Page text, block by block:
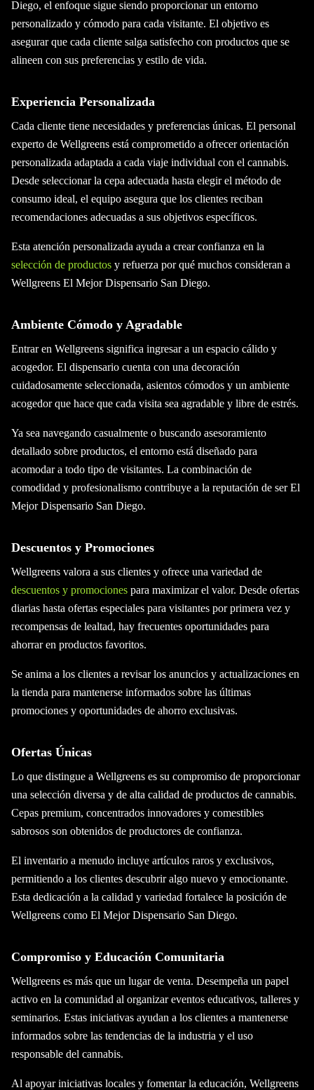
Diego, el enfoque sigue siendo proporcionar un entorno
personalizado y cómodo para cada visitante. El objetivo es
asegurar que cada cliente salga satisfecho con productos que se
alineen con sus preferencias y estilo de vida.
Experiencia Personalizada
Cada cliente tiene necesidades y preferencias únicas. El personal
experto de Wellgreens está comprometido a ofrecer orientación
personalizada adaptada a cada viaje individual con el cannabis.
Desde seleccionar la cepa adecuada hasta elegir el método de
consumo ideal, el equipo asegura que los clientes reciban
recomendaciones adecuadas a sus objetivos específicos.
Esta atención personalizada ayuda a crear confianza en la
selección de productos y refuerza por qué muchos consideran a
Wellgreens El Mejor Dispensario San Diego.
Ambiente Cómodo y Agradable
Entrar en Wellgreens significa ingresar a un espacio cálido y
acogedor. El dispensario cuenta con una decoración
cuidadosamente seleccionada, asientos cómodos y un ambiente
acogedor que hace que cada visita sea agradable y libre de estrés.
Ya sea navegando casualmente o buscando asesoramiento
detallado sobre productos, el entorno está diseñado para
acomodar a todo tipo de visitantes. La combinación de
comodidad y profesionalismo contribuye a la reputación de ser El
Mejor Dispensario San Diego.
Descuentos y Promociones
Wellgreens valora a sus clientes y ofrece una variedad de
descuentos y promociones para maximizar el valor. Desde ofertas
diarias hasta ofertas especiales para visitantes por primera vez y
recompensas de lealtad, hay frecuentes oportunidades para
ahorrar en productos favoritos.
Se anima a los clientes a revisar los anuncios y actualizaciones en
la tienda para mantenerse informados sobre las últimas
promociones y oportunidades de ahorro exclusivas.
Ofertas Únicas
Lo que distingue a Wellgreens es su compromiso de proporcionar
una selección diversa y de alta calidad de productos de cannabis.
Cepas premium, concentrados innovadores y comestibles
sabrosos son obtenidos de productores de confianza.
El inventario a menudo incluye artículos raros y exclusivos,
permitiendo a los clientes descubrir algo nuevo y emocionante.
Esta dedicación a la calidad y variedad fortalece la posición de
Wellgreens como El Mejor Dispensario San Diego.
Compromiso y Educación Comunitaria
Wellgreens es más que un lugar de venta. Desempeña un papel
activo en la comunidad al organizar eventos educativos, talleres y
seminarios. Estas iniciativas ayudan a los clientes a mantenerse
informados sobre las tendencias de la industria y el uso
responsable del cannabis.
Al apoyar iniciativas locales y fomentar la educación, Wellgreens